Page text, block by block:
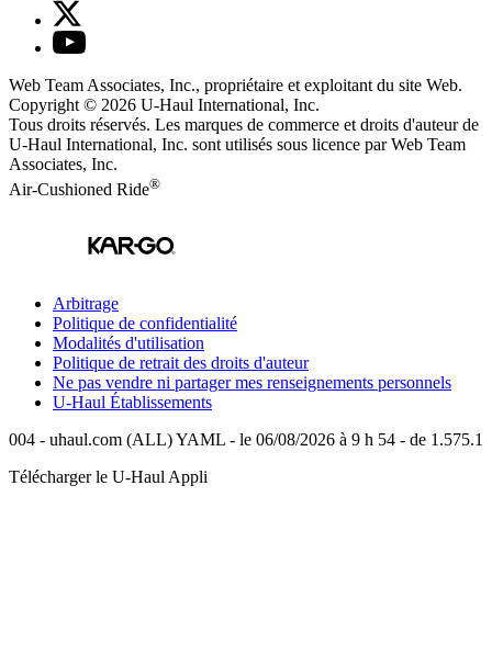
Web Team Associates, Inc., propriétaire et exploitant du site Web.
Copyright © 2026 U-Haul International, Inc.
Tous droits réservés. Les marques de commerce et droits d'auteur de
U-Haul International, Inc. sont utilisés sous licence par Web Team
Associates, Inc.
Air-Cushioned Ride®
Arbitrage
Politique de confidentialité
Modalités d'utilisation
Politique de retrait des droits d'auteur
Ne pas vendre ni partager mes renseignements personnels
U-Haul Établissements
004 - uhaul.com (ALL) YAML - le 06/08/2026 à 9 h 54 - de 1.575.1
Télécharger le U-Haul Appli